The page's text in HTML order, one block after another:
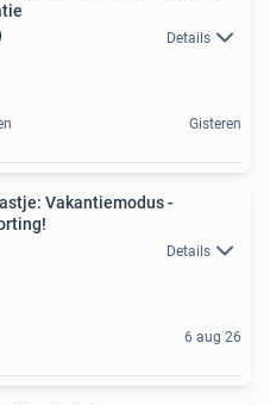
Details
Gisteren
Vakantiemodus -
Details
6 aug 26